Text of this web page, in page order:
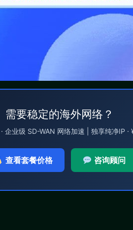
需要稳定的海外网络？
企业级 SD-WAN 网络加速 | 独享纯净IP ·
查看套餐价格 咨询顾问